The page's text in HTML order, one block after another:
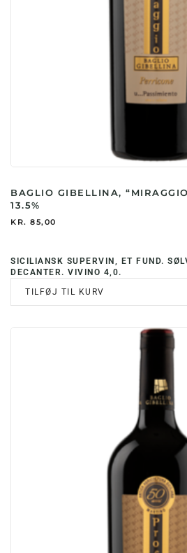
BAGLIO GIBELLINA,
13.5%
KR. 85,00
SICILIANSK SUPERVIN, ET FUND.
DECANTER. VIVINO 4,0.
TILFØJ TIL KURV